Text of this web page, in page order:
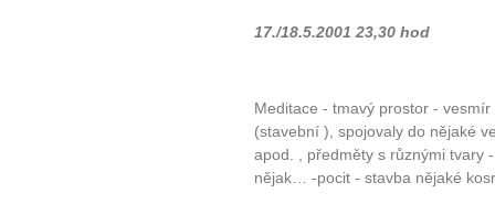
10 tipů
17./18.5.2001 23,30 hod
Meditace - tmavý prostor -
(stavební ), spojovaly do nějaké
apod. , předměty s různými tvary
nějak… -pocit - stavba nějaké